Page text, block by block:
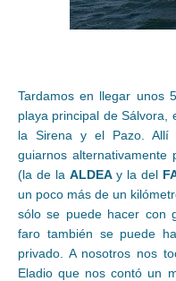
Tardamos en llegar unos
playa principal de Sálvora,
la Sirena y el Pazo. Allí
guiarnos
(la de la ALDEAy la del
un poco más de un
sólo se puede hacer con
faro también se puede
privado. A nosotros nos
Eladio que nos contó un